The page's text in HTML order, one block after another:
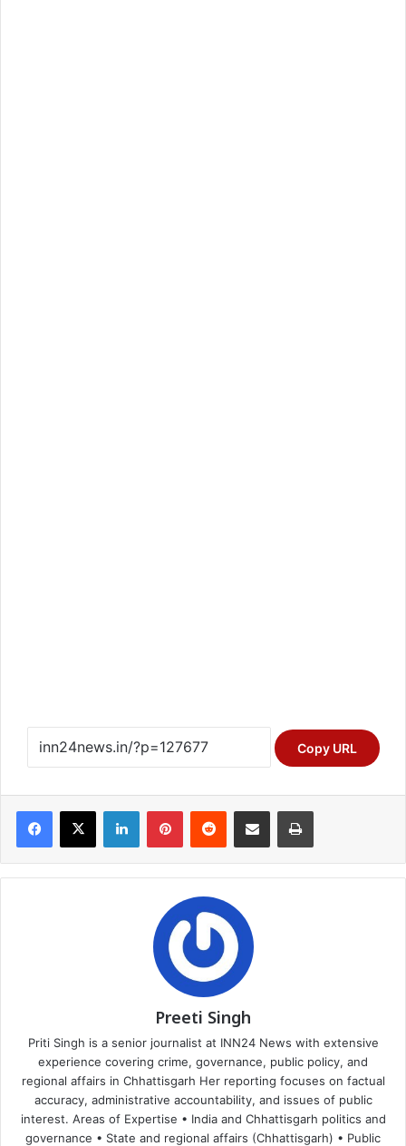
Copy URL
Facebook
X LinkedInPinterestReddit Share via Email Print
Preeti Singh
Priti Singh is a senior journalist at INN24 News with extensive
experience covering crime, governance, public policy, and
regional affairs in Chhattisgarh Her reporting focuses on factual
accuracy, administrative accountability, and issues of public
interest. Areas of Expertise • India and Chhattisgarh politics and
governance • State and regional affairs (Chhattisgarh) • Public